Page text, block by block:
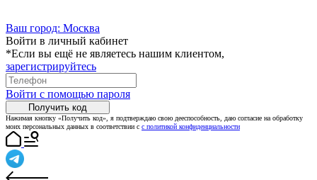
Ваш город: Москва
Войти в личный кабинет
*Если вы ещё не являетесь нашим клиентом,
зарегистрируйтесь
Войти с помощью пароля
Получить код
Нажимая кнопку «Получить код», я подтверждаю свою дееспособность, даю согласие на обработку
моих персональных данных в соответствии с с политикой конфиденциальности